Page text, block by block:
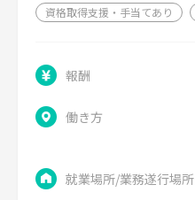
資格取得支援・手当てあり
報酬
働き方
就業場所/業務遂行場所